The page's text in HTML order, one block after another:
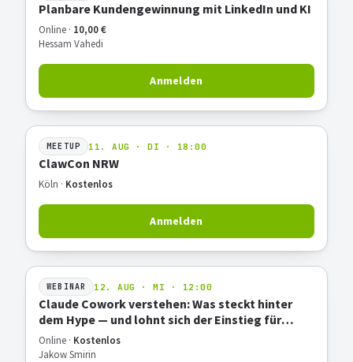
Planbare Kundengewinnung mit LinkedIn und KI
Online · 10,00 €
Hessam Vahedi
Anmelden
MEETUP 11. AUG · DI · 18:00
ClawCon NRW
Köln · Kostenlos
Anmelden
WEBINAR 12. AUG · MI · 12:00
Claude Cowork verstehen: Was steckt hinter
dem Hype — und lohnt sich der Einstieg für
deine Arbeit?
Online · Kostenlos
Jakow Smirin